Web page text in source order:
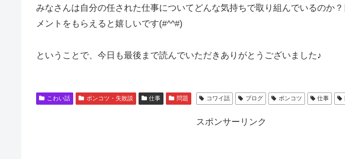
みなさんは自分の任された仕事についてどんな気持ちで取り組んでいるのか
メントをもらえると嬉しいです(#^^#)
ということで、今日も最後まで読んでいただきありがとうございました♪
こわい話 ポンコツ・失敗談 仕事 問題 コワイ話 ブログ ポンコツ 仕事
スポンサーリンク